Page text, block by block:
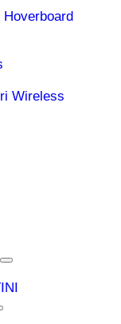
Hoverboard
Wireless